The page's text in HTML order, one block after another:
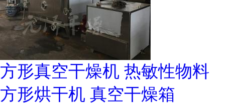
方形真空干燥机 热敏性物料
方形烘干机 真空干燥箱